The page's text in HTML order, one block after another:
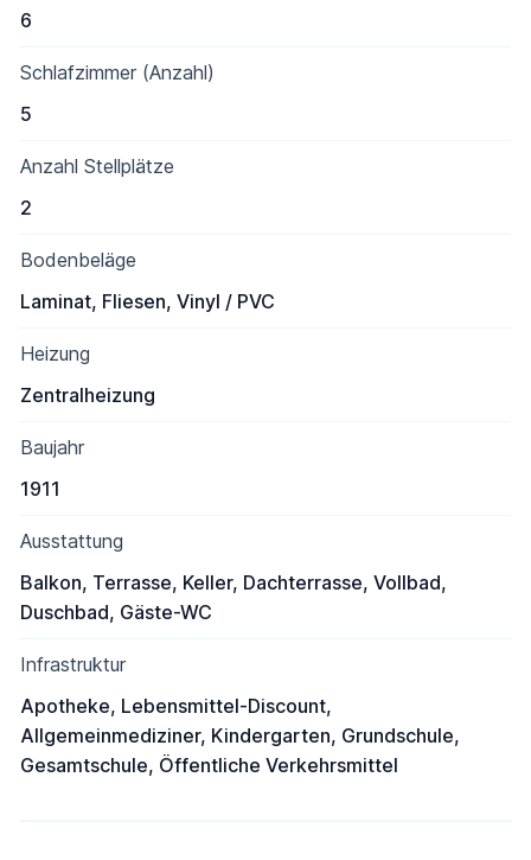
6
Schlafzimmer (Anzahl)
5
Anzahl Stellplätze
2
Bodenbeläge
Laminat, Fliesen, Vinyl / PVC
Heizung
Zentralheizung
Baujahr
1911
Ausstattung
Balkon, Terrasse, Keller, Dachterrasse, Vollbad,
Duschbad, Gäste-WC
Infrastruktur
Apotheke, Lebensmittel-Discount,
Allgemeinmediziner, Kindergarten, Grundschule,
Gesamtschule, Öffentliche Verkehrsmittel